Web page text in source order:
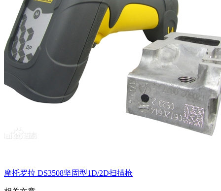
摩托罗拉 DS3508坚固型1D/2D扫描枪